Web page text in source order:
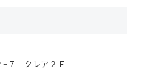
−７ クレア２Ｆ